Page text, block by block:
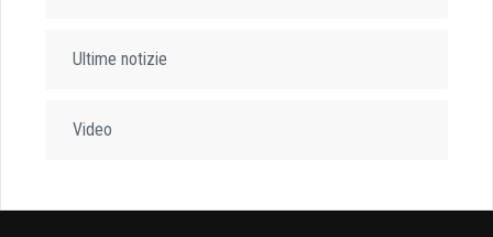
Ultime notizie
Video